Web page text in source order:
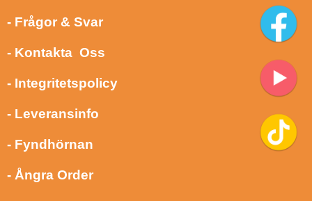
- Frågor & Svar
- Kontakta Oss
- Integritetspolicy
- Leveransinfo
- Fyndhörnan
- Ångra Order